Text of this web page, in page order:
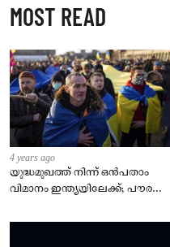
MOST READ
4 years ago
യുദ്ധമുഖത്ത് നിന്ന് ഒൻപതാം
വിമാനം ഇന്ത്യയിലേക്ക്; പൗരന്മാർ
– കേന്ദ്രം